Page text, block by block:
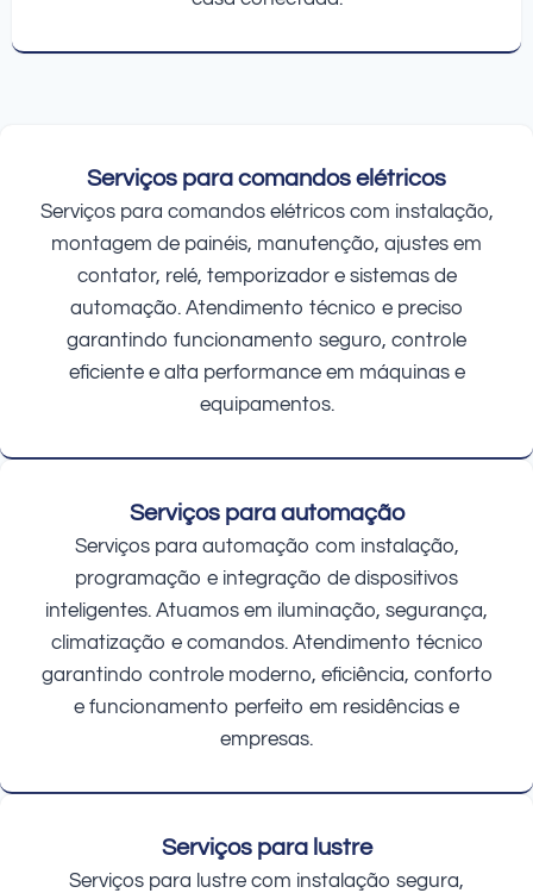
Serviços para comandos elétricos
Serviços para comandos elétricos com instalação,
montagem de painéis, manutenção, ajustes em
contator, relé, temporizador e sistemas de
automação. Atendimento técnico e preciso
garantindo funcionamento seguro, controle
eficiente e alta performance em máquinas e
equipamentos.
Serviços para automação
Serviços para automação com instalação,
programação e integração de dispositivos
inteligentes. Atuamos em iluminação, segurança,
climatização e comandos. Atendimento técnico
garantindo controle moderno, eficiência, conforto
e funcionamento perfeito em residências e
empresas.
Serviços para lustre
Serviços para lustre com instalação segura,